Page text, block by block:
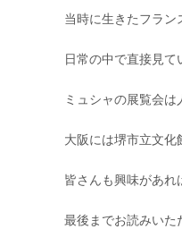
当時に生きたフラ
日常の中で直接見
ミュシャの展覧会は
大阪には堺市立文化
皆さんも興味があれ
最後までお読みいた